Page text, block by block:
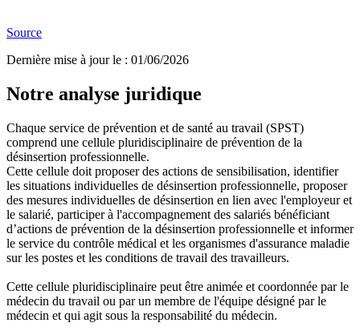
Source
Dernière mise à jour le : 01/06/2026
Notre analyse juridique
Chaque service de prévention et de santé au travail (SPST)
comprend une cellule pluridisciplinaire de prévention de la
désinsertion professionnelle.
Cette cellule doit proposer des actions de sensibilisation, identifier
les situations individuelles de désinsertion professionnelle, proposer
des mesures individuelles de désinsertion en lien avec l'employeur et
le salarié, participer à l'accompagnement des salariés bénéficiant
d’actions de prévention de la désinsertion professionnelle et informer
le service du contrôle médical et les organismes d'assurance maladie
sur les postes et les conditions de travail des travailleurs.
Cette cellule pluridisciplinaire peut être animée et coordonnée par le
médecin du travail ou par un membre de l'équipe désigné par le
médecin et qui agit sous la responsabilité du médecin.